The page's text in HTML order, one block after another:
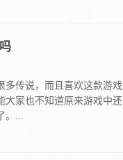
多传说，而且喜欢这款游
大家也不知道原来游戏中
...